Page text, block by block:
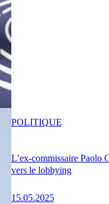
L’ex-commissaire Paolo
vers le lobbying
15.05.2025
POLITIQUE